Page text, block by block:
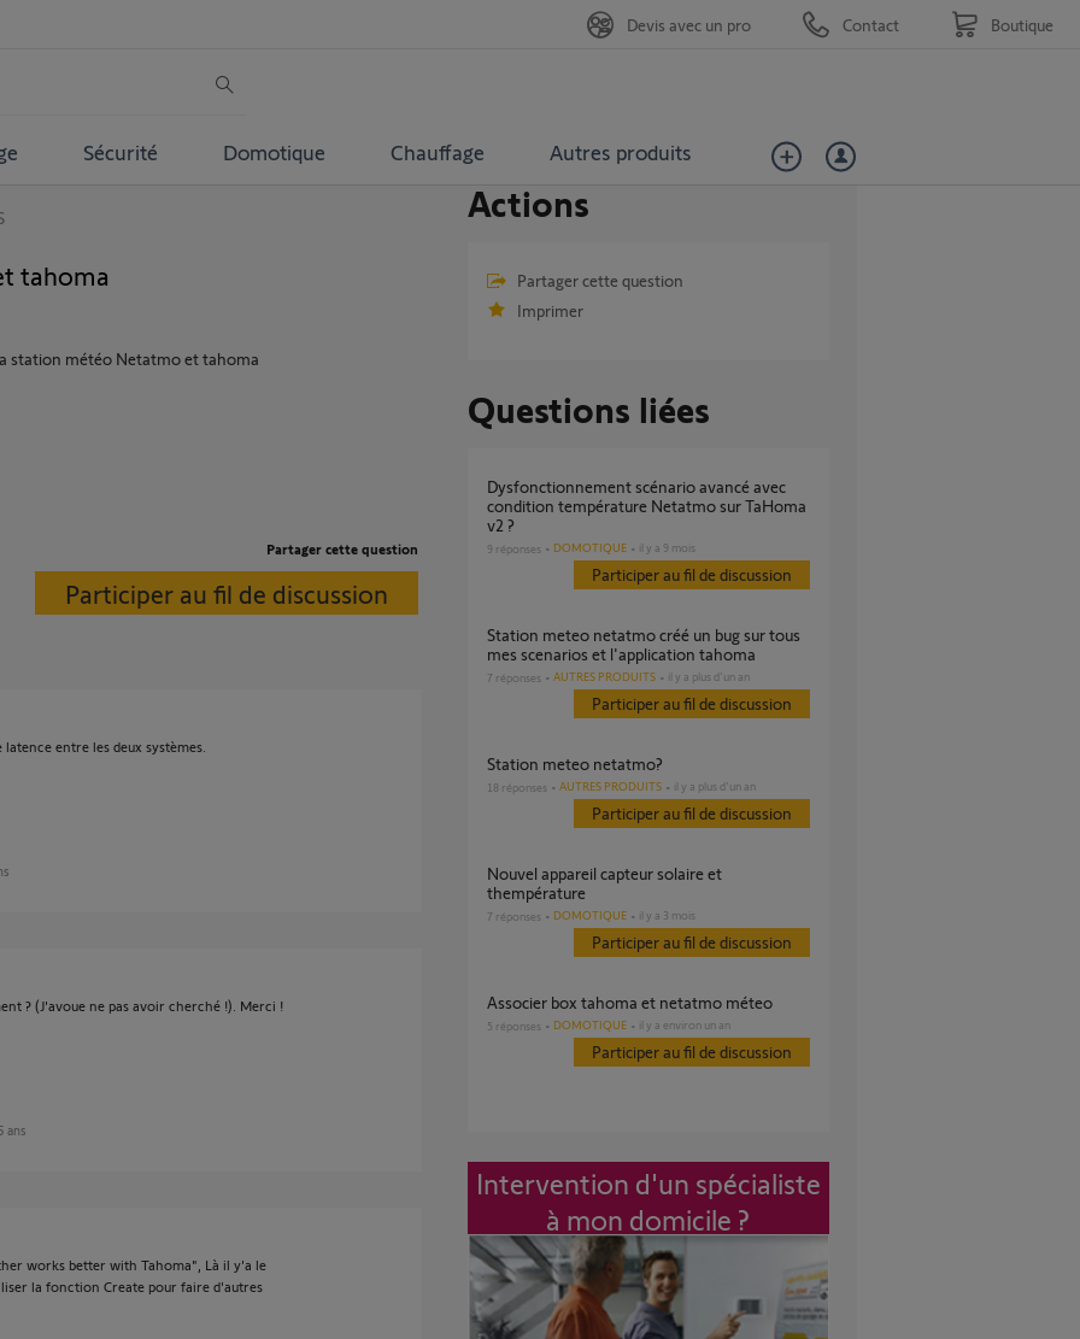
Sécurité Domotique Chauffage Autres produits
Devis avec un pro Contact Boutique
tahoma
station météo Netatmo et tahoma
Partager cette question
Participer au fil de discussion
entre les deux systèmes.
? (J'avoue ne pas avoir cherché !). Merci !
ans
works better with Tahoma", Là il y'a le
la fonction Create pour faire d'autres
Actions
Partager cette question
Imprimer
Questions liées
Dysfonctionnement scénario avancé avec
condition température Netatmo sur TaHoma
v2 ?
9 réponses DOMOTIQUE il y a 9 mois
Participer au fil de discussion
Station meteo netatmo créé un bug sur tous
mes scenarios et l'application tahoma
7 réponses AUTRES PRODUITS il y a plus d'un an
Participer au fil de discussion
station meteo netatmo?
18 réponses AUTRES PRODUITS il y a plus d'un an
Participer au fil de discussion
Nouvel appareil capteur solaire et
thempérature
7 réponses DOMOTIQUE il y a 3 mois
Participer au fil de discussion
Associer box tahoma et netatmo méteo
5 réponses DOMOTIQUE il y a environ un an
Participer au fil de discussion
Intervention d'un spécialiste
à mon domicile ?